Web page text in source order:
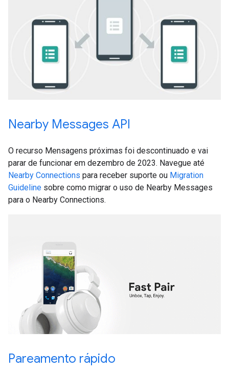
Nearby Messages API
O recurso Mensagens próximas foi descontinuado e vai
parar de funcionar em dezembro de 2023. Navegue até
Nearby Connections para receber suporte ou Migration
Guideline sobre como migrar o uso de Nearby Messages
para o Nearby Connections.
Pareamento rápido